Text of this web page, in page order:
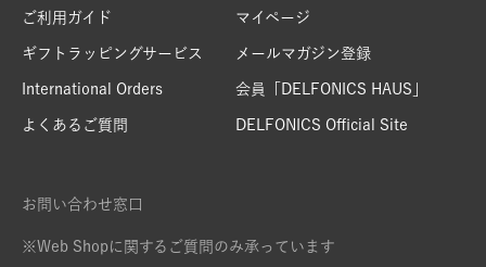
ご利用ガイド
ギフトラッピングサービス
International Orders
よくあるご質問
マイページ
メールマガジン登録
会員「DELFONICS HAUS」
DELFONICS Official Site
お問い合わせ窓口
※Web Shopに関するご質問のみ承っています